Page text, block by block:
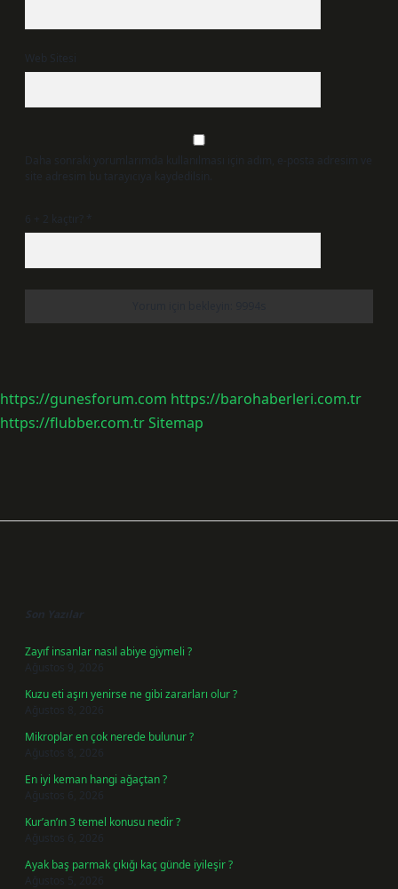
Web Sitesi
Daha sonraki yorumlarımda kullanılması için adım, e-posta adresim ve
site adresim bu tarayıcıya kaydedilsin.
6 + 2 kaçtır? *
https://gunesforum.com https://barohaberleri.com.tr
https://flubber.com.trSitemap
Son Yazılar
Zayıf insanlar nasıl abiye giymeli ?
Ağustos 9, 2026
Kuzu eti aşırı yenirse ne gibi zararları olur ?
Ağustos 8, 2026
Mikroplar en çok nerede bulunur ?
Ağustos 8, 2026
En iyi keman hangi ağaçtan ?
Ağustos 6, 2026
Kur’an’ın 3 temel konusu nedir ?
Ağustos 6, 2026
Ayak baş parmak çıkığı kaç günde iyileşir ?
Ağustos 5, 2026